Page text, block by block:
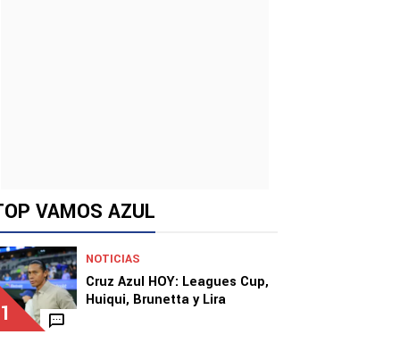
VAMOS AZUL
1
NOTICIAS
Cruz Azul HOY: Leagues Cup,
Huiqui, Brunetta y Lira